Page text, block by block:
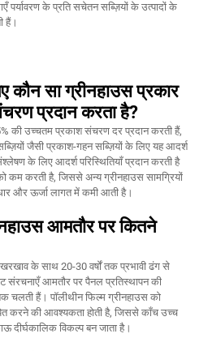
पर्यावरण के प्रति सचेतन सब्ज़ियों के उत्पादों के
हैं।
कौन सा ग्रीनहाउस प्रकार
प्रदान करता है?
की उच्चतम प्रकाश संचरण दर प्रदान करती हैं,
जैसी प्रकाश-गहन सब्ज़ियों के लिए यह आदर्श
के लिए आदर्श परिस्थितियाँ प्रदान करती है
करती है, जिससे अन्य ग्रीनहाउस सामग्रियों
और ऊर्जा लागत में कमी आती है।
आमतौर पर कितने
के साथ 20-30 वर्षों तक प्रभावी ढंग से
संरचनाएँ आमतौर पर पैनल प्रतिस्थापन की
चलती हैं। पॉलीथीन फिल्म ग्रीनहाउस को
करने की आवश्यकता होती है, जिससे काँच उच्च
दीर्घकालिक विकल्प बन जाता है।